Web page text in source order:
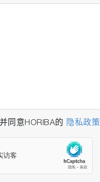
同意HORIBA的 隐私政策